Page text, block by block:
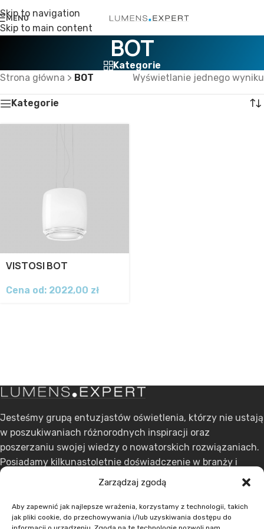
Zarządzaj zgodą
Aby zapewnić jak najlepsze wrażenia, korzystamy z technologii, takich
jak pliki cookie, do przechowywania i/lub uzyskiwania dostępu do
Skip to navigation
Skip to main content
MENU
BOT
Kategorie
Strona główna > BOT Wyświetlanie jednego wyniku
Kategorie
VISTOSI BOT
Cena od: 2022,00 zł
Jesteśmy grupą entuzjastów oświetlenia, którzy nie ustają
w poszukiwaniach różnorodnych inspiracji oraz
poszerzaniu swojej wiedzy o nowatorskich rozwiązaniach.
Posiadamy kilkunastoletnie doświadczenie w branży i
stawiamy na ciągły rozwój.
ul. Dąbrowskiego 301, 60-406 Poznań
+48 608 636 580